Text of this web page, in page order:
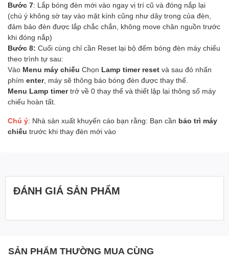
Bước 7: Lắp bóng đèn mới vào ngay vị trí cũ và đóng nắp lại
(chú ý không sờ tay vào mặt kính cũng như dây trong của đèn,
đảm bảo đèn được lắp chắc chắn, không move chân nguồn trước
khi đóng nắp)
Bước 8: Cuối cùng chỉ cần Reset lại bộ đếm bóng đèn máy chiếu
theo trình tự sau:
Vào Menu máy chiếu Chọn Lamp timer reset và sau đó nhấn
phím enter, máy sẽ thông báo bóng đèn được thay thế.
Menu Lamp timertrở về 0 thay thế và thiết lập lại thông số máy
chiếu hoàn tất.
Chú ý: Nhà sản xuất khuyến cáo bạn rằng: Bạn cần bảo trì máy
chiếu trước khi thay đèn mới vào
ĐÁNH GIÁ SẢN PHẨM
SẢN PHẨM THƯỜNG MUA CÙNG